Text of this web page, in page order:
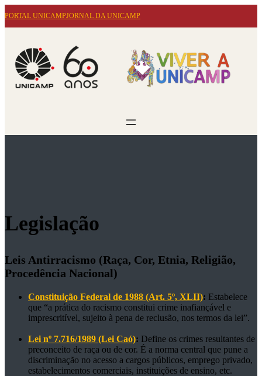
PORTAL UNICAMPJORNAL DA UNICAMP
Legislação
Leis Antirracismo (Raça, Cor, Etnia, Religião,
Procedência Nacional)
Constituição Federal de 1988 (Art. 5º, XLII): Estabelece
que “a prática do racismo constitui crime inafiançável e
imprescritível, sujeito à pena de reclusão, nos termos da lei”.
Lei nº 7.716/1989 (Lei Caó): Define os crimes resultantes de
preconceito de raça ou de cor. É a norma central que pune a
discriminação no acesso a cargos públicos, emprego privado,
estabelecimentos comerciais, instituições de ensino, etc.